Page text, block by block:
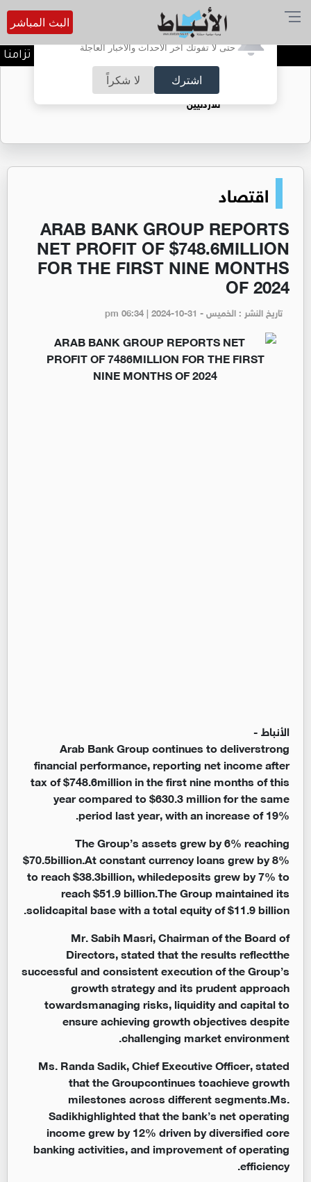
أترغب في تفعيل الإشعارات؟
حتى لا تفوتك آخر الأحداث والأخبار العاجلة
اشترك لا شكراً
البث المباشر
خطة أمنية ومرورية شاملة تزامنا
حقل الريشة حين يتحول الغاز إلى فرص عمل
للأردنيين
اقتصاد
ARAB BANK GROUP REPORTS
NET PROFIT OF $748.6MILLION
FOR THE FIRST NINE MONTHS
OF 2024
تاريخ النشر : الخميس - pm 06:34 | 2024-10-31
الأنباط -
Arab Bank Group continues to deliverstrong
financial performance, reporting net income after
tax of $748.6million in the first nine months of this
year compared to $630.3 million for the same
period last year, with an increase of 19%.
The Group’s assets grew by6% reaching
$70.5billion.At constant currency loans grew by 8%
to reach $38.3billion, whiledeposits grew by 7% to
reach $51.9 billion.The Group maintained its
solidcapital base with a total equity of $11.9 billion.
Mr. Sabih Masri, Chairman of the Board of
Directors, stated that the results reflectthe
successful and consistent execution of the Group’s
growth strategy and its prudent approach
towardsmanaging risks, liquidity and capital to
ensure achieving growth objectives despite
challenging market environment.
Ms. Randa Sadik, Chief Executive Officer, stated
that the Groupcontinues toachieve growth
milestones across different segments.Ms.
Sadikhighlighted that the bank’s net operating
income grew by 12% driven by diversified core
banking activities, and improvement of operating
efficiency.